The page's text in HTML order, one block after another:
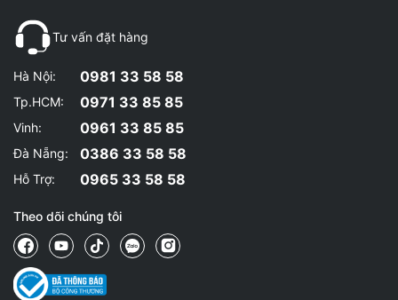
Tư vấn đặt hàng
Hà Nội: 0981 33 58 58
Tp.HCM: 0971 33 85 85
Vinh: 0961 33 85 85
Đà Nẵng: 0386 33 58 58
Hỗ Trợ: 0965 33 58 58
Theo dõi chúng tôi